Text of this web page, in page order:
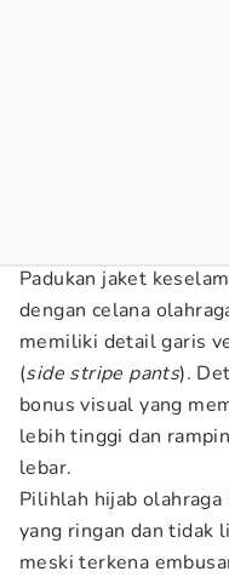
Padukan jaket
dengan celana
memiliki detail garis
(side stripe pants).
bonus visual yang
lebih tinggi dan
lebar.
Pilihlah hijab
yang ringan dan tidak
meski terkena